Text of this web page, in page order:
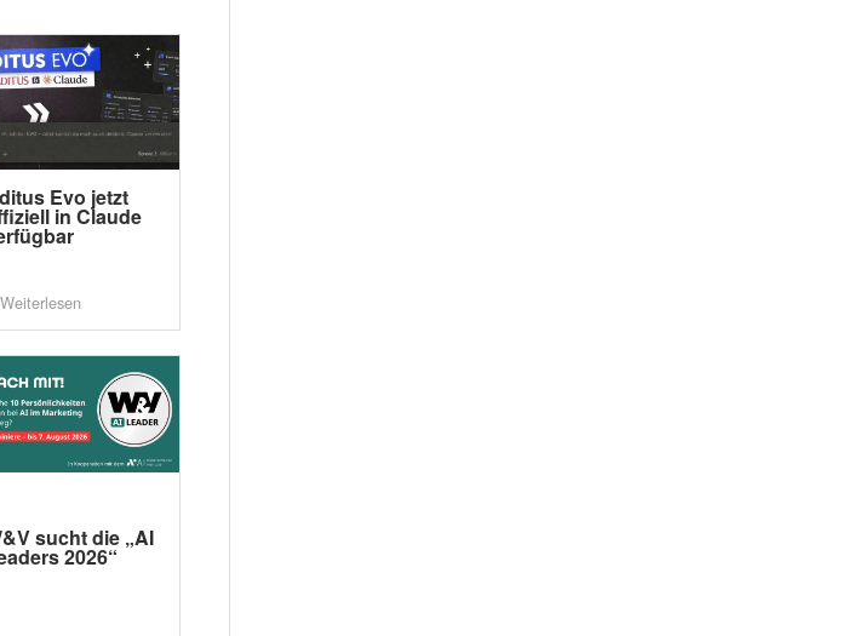
Evo jetzt
in Claude
Weiterlesen
sucht die „AI
2026“